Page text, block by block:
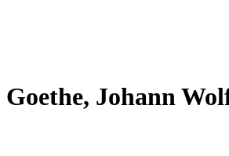
Goethe, Johann